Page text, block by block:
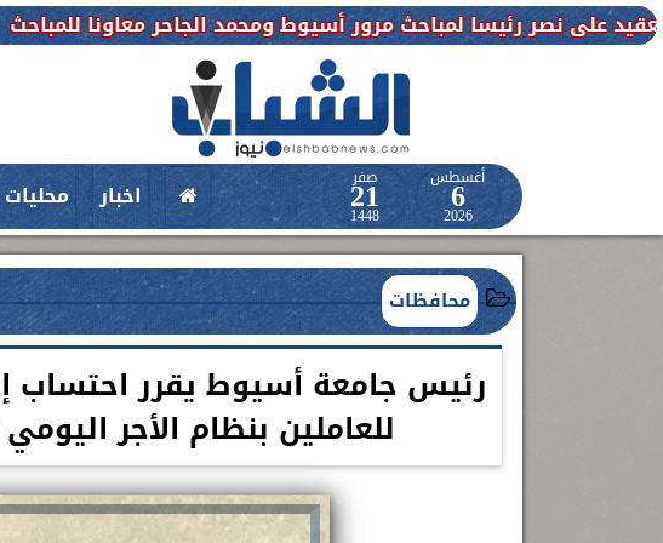
ميزانية 16 مليون جنيه لتطوير حديقة ناصر بأبوتيج.. نقلة حضارية تحافظ على تاريخها لمباحث مرور أسيوط ومحمد الجاحر معاونا للمباحث
أغسطس
6
2026
صفر
21
1448
اخبار محليات
محافظات
رئيس جامعة أسيوط يقرر احتساب
للعاملين بنظام الأجر
حدث
فريق اعلن الدكتور طارق على ، القائم بأعمالحدث طبي عالمي بمستشفى الواسطى
.. حقن أول حالتين سكتة دماغية بالعلاج
المذيب للجلطات خلال الوقت